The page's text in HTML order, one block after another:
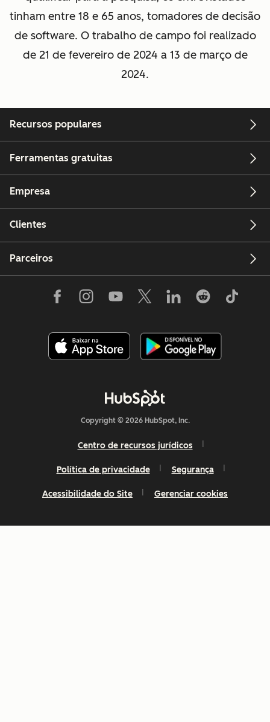
tinham entre 18 e 65 anos, tomadores de decisão
de software. O trabalho de campo foi realizado
de 21 de fevereiro de 2024 a 13 de março de
2024.
Recursos populares
Ferramentas gratuitas
Empresa
Clientes
Parceiros
Copyright © 2026 HubSpot, Inc.
Centro de recursos jurídicos
Política de privacidade Segurança
Acessibilidade do Site Gerenciar cookies